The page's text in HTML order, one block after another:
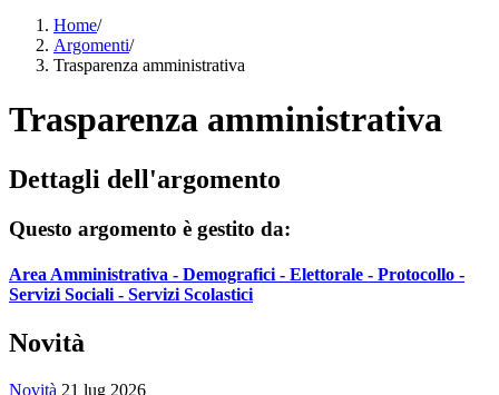
Home/
Argomenti/
Trasparenza amministrativa
Trasparenza amministrativa
Dettagli dell'argomento
Questo argomento è gestito da:
Area Amministrativa - Demografici - Elettorale - Protocollo -
Servizi Sociali - Servizi Scolastici
Novità
Novità 21 lug 2026